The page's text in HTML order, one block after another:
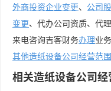
外商投资企业变更、 公司
变更、代办公司资质、代
来电咨询吉客财务办理业务
其他造纸设备公司经营范围
相关造纸设备公司